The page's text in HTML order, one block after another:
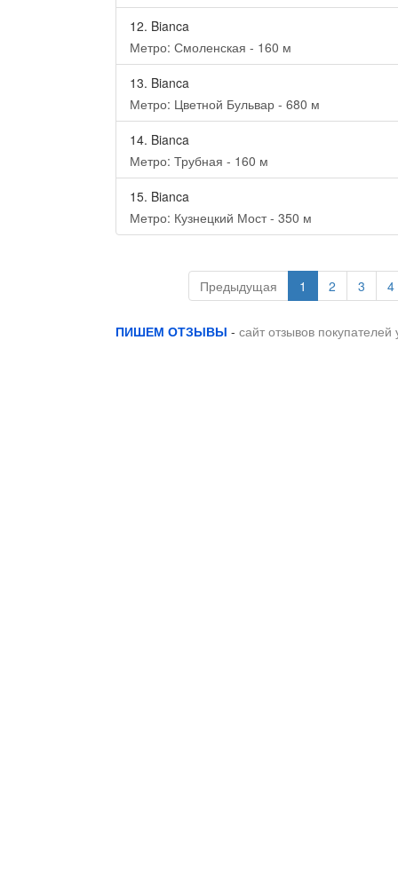
12. Bianca
Метро: Смоленская - 160 м
13. Bianca
Метро: Цветной Бульвар - 680 м
14. Bianca
Метро: Трубная - 160 м
15. Bianca
Метро: Кузнецкий Мост - 350 м
Предыдущая 1 2 3 4
ПИШЕМ ОТЗЫВЫ - сайт отзывов покупателей